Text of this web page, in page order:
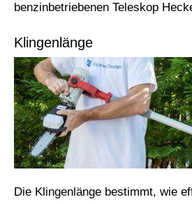
benzinbetriebenen Teleskop
Klingenlänge
Die Klingenlänge bestimmt, wie